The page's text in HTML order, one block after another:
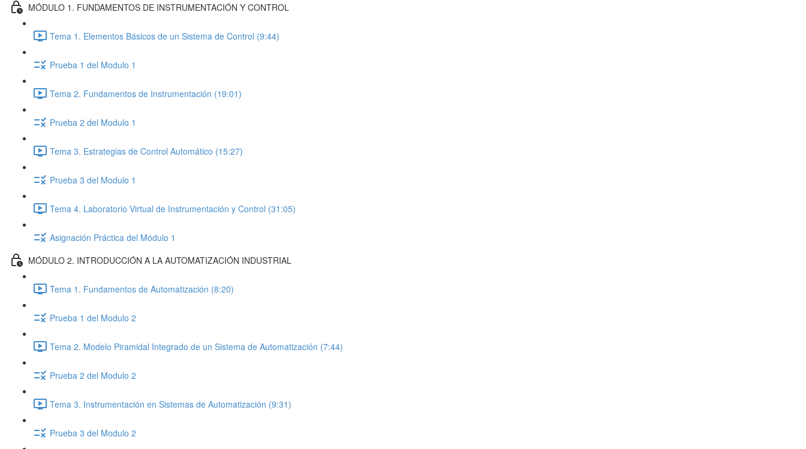
MÓDULO 1. FUNDAMENTOS DE INSTRUMENTACIÓN Y CONTROL
Tema 1. Elementos Básicos de un Sistema de Control (9:44)
Prueba 1 del Modulo 1
Tema 2. Fundamentos de Instrumentación (19:01)
Prueba 2 del Modulo 1
Tema 3. Estrategias de Control Automático (15:27)
Prueba 3 del Modulo 1
Tema 4. Laboratorio Virtual de Instrumentación y Control (31:05)
Asignación Práctica del Módulo 1
MÓDULO 2. INTRODUCCIÓN A LA AUTOMATIZACIÓN INDUSTRIAL
Tema 1. Fundamentos de Automatización (8:20)
Prueba 1 del Modulo 2
Tema 2. Modelo Piramidal Integrado de un Sistema de Automatización (7:44)
Prueba 2 del Modulo 2
Tema 3. Instrumentación en Sistemas de Automatización (9:31)
Prueba 3 del Modulo 2